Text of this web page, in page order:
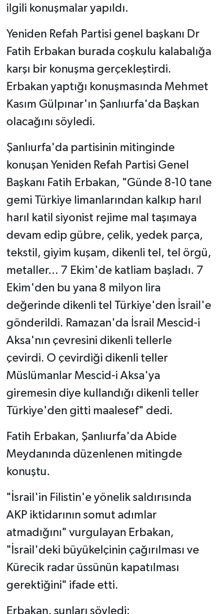
ilgili konuşmalar yapıldı.
Yeniden Refah Partisi genel başkanı Dr
Fatih Erbakan burada coşkulu kalabalığa
karşı bir konuşma gerçekleştirdi.
Erbakan yaptığı konuşmasında Mehmet
Kasım Gülpınar'ın Şanlıurfa'da Başkan
olacağını söyledi.
Şanlıurfa'da partisinin mitinginde
konuşan Yeniden Refah Partisi Genel
Başkanı Fatih Erbakan, "Günde 8-10 tane
gemi Türkiye limanlarından kalkıp harıl
harıl katil siyonist rejime mal taşımaya
devam edip gübre, çelik, yedek parça,
tekstil, giyim kuşam, dikenli tel, tel örgü,
metaller... 7 Ekim'de katliam başladı. 7
Ekim'den bu yana 8 milyon lira
değerinde dikenli tel Türkiye'den İsrail'e
gönderildi. Ramazan'da İsrail Mescid-i
Aksa'nın çevresini dikenli tellerle
çevirdi. O çevirdiği dikenli teller
Müslümanlar Mescid-i Aksa'ya
giremesin diye kullandığı dikenli teller
Türkiye'den gitti maalesef" dedi.
Fatih Erbakan, Şanlıurfa'da Abide
Meydanında düzenlenen mitingde
konuştu.
"İsrail'in Filistin'e yönelik saldırısında
AKP iktidarının somut adımlar
atmadığını" vurgulayan Erbakan,
"İsrail'deki büyükelçinin çağırılması ve
Kürecik radar üssünün kapatılması
gerektiğini" ifade etti.
Erbakan, şunları söyledi: